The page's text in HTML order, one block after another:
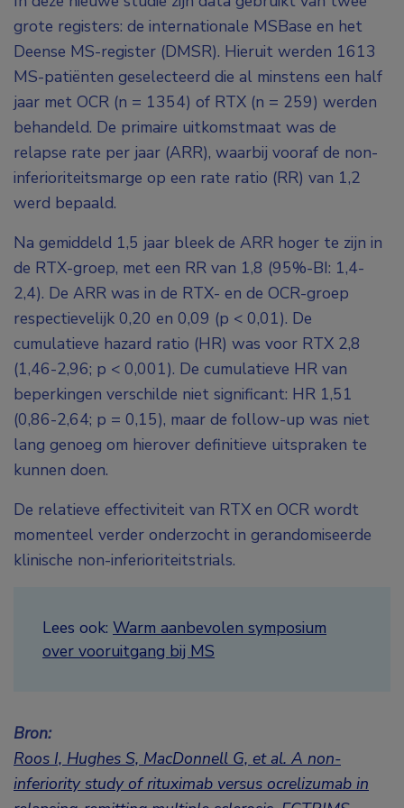
grote registers: de internationale MSBase en het
Deense MS-register (DMSR). Hieruit werden 1613
MS-patiënten geselecteerd die al minstens een half
jaar met OCR (n = 1354) of RTX (n = 259) werden
behandeld. De primaire uitkomstmaat was de
relapse rate per jaar (ARR), waarbij vooraf de non-
inferioriteitsmarge op een rate ratio (RR) van 1,2
werd bepaald.
Na gemiddeld 1,5 jaar bleek de ARR hoger te zijn in
de RTX-groep, met een RR van 1,8 (95%-BI: 1,4-
2,4). De ARR was in de RTX- en de OCR-groep
respectievelijk 0,20 en 0,09 (p < 0,01). De
cumulatieve hazard ratio (HR) was voor RTX 2,8
(1,46-2,96; p < 0,001). De cumulatieve HR van
beperkingen verschilde niet significant: HR 1,51
(0,86-2,64; p = 0,15), maar de follow-up was niet
lang genoeg om hierover definitieve uitspraken te
kunnen doen.
De relatieve effectiviteit van RTX en OCR wordt
momenteel verder onderzocht in gerandomiseerde
klinische non-inferioriteitstrials.
Lees ook: Warm aanbevolen symposium
over vooruitgang bij MS
Bron:
Roos I, Hughes S, MacDonnell G, et al. A non-
inferiority study of rituximab versus ocrelizumab in